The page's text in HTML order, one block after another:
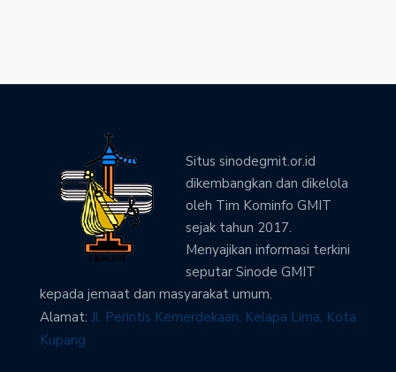
Situs sinodegmit.or.id
dikembangkan dan dikelola
oleh Tim Kominfo GMIT
sejak tahun 2017.
Menyajikan informasi terkini
seputar Sinode GMIT
kepada jemaat dan masyarakat umum.
Alamat: Jl. Perintis Kemerdekaan, Kelapa Lima, Kota
Kupang